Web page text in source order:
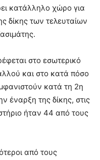
κατάλληλο χώρο για
δίκης των τελευταίων
στο εσωτερικό
και στο κατά πόσο
κατά τη 2η
έναρξη της δίκης, στις
ήταν 44 από τους
από τους